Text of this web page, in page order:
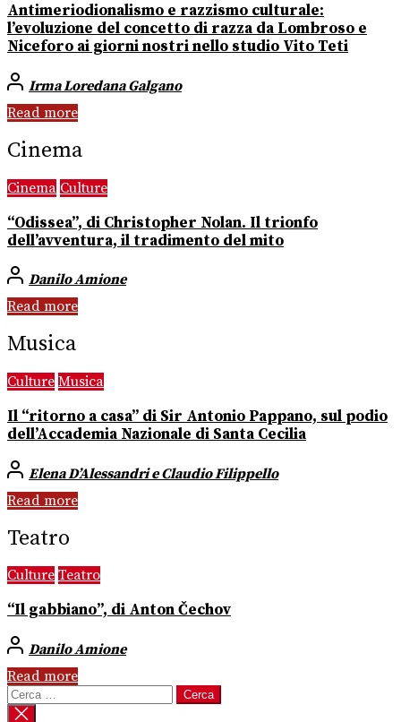
Antimeriodionalismo e razzismo culturale:
l’evoluzione del concetto di razza da Lombroso e
Niceforo ai giorni nostri nello studio Vito Teti
Irma Loredana Galgano
Read more
Cinema
Cinema Culture
“Odissea”, di Christopher Nolan. Il trionfo
dell’avventura, il tradimento del mito
Danilo Amione
Read more
Musica
Culture Musica
Il “ritorno a casa” di Sir Antonio Pappano, sul podio
dell’Accademia Nazionale di Santa Cecilia
Elena D’Alessandri e Claudio Filippello
Read more
Teatro
Culture Teatro
“Il gabbiano”, di Anton Čechov
Danilo Amione
Read more
Ricerca
per: